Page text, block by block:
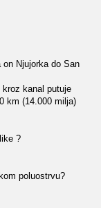
Njujorka do San
kanal putuje
km (14.000 milja)
?
poluostrvu?